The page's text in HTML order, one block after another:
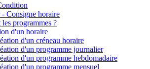
Consigne horaire
les programmes ?
d'un horaire
d'un créneau horaire
d'un programme journalier
d'un programme hebdomadaire
d'un programme mensuel